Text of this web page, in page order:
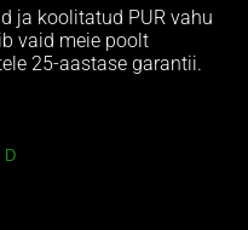
ja koolitatud PUR vahu
vaid meie poolt
25-aastase garantii.